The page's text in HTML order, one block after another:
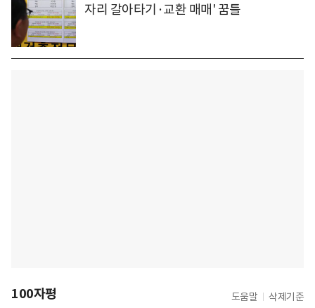
자리 갈아타기·교환 매매' 꿈틀
100자평 도움말 삭제기준